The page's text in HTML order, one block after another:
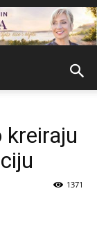
kreiraju
1371